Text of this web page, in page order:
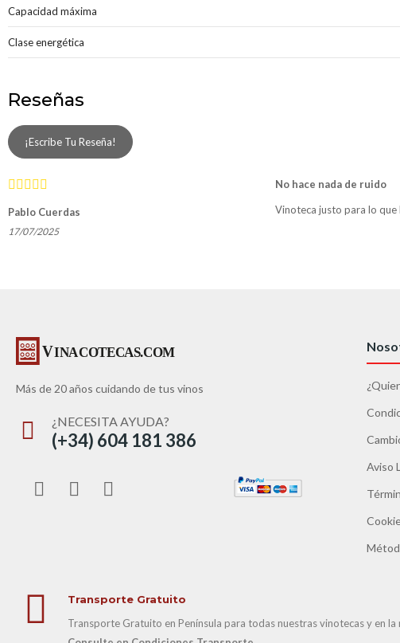
Capacidad máxima
Clase energética
Reseñas
¡Escribe Tu Reseña!
Pablo Cuerdas
17/07/2025
No hace nada de ruido
Vinoteca justo para lo
Más de 20 años cuidando de tus vinos
¿NECESITA AYUDA?
(+34) 604 181 386
Aviso
Transporte Gratuito
Transporte Gratuito en Península para todas nuestras vinotecas y en